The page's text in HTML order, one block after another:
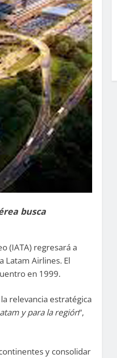
busca
(IATA) regresará a
Latam Airlines. El
en 1999.
relevancia estratégica
y para la región“,
y consolidar